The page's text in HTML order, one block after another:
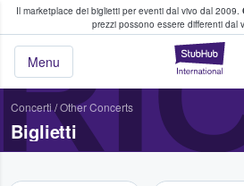
Il marketplace dei biglietti per eventi dal vivo dal 2009.
prezzi possono essere differenti dal
Menu
fan comprano e
Concerti/Other Concerts
Biglietti